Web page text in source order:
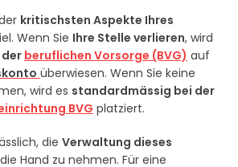
kritischsten Aspekte Ihres
Wenn Sie Ihre Stelle verlieren, wird
beruflichen Vorsorge (BVG) auf
überwiesen. Wenn Sie keine
wird es standardmässig bei der
BVG platziert.
die Verwaltung dieses
Hand zu nehmen. Für eine